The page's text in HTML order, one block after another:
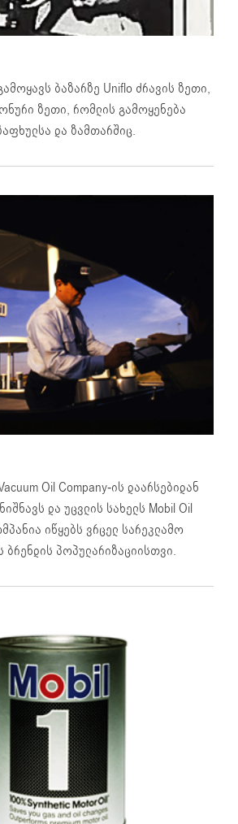
ბაზარზე Uniflo ძრავის ზეთი,
ზეთი, რომლის გამოყენება
და ზამთარშიც.
Oil Company-ის დაარსებიდან
და უცვლის სახელს Mobil Oil
იწყებს ვრცელ სარეკლამო
ბრენდის პოპულარიზაციისთვი.